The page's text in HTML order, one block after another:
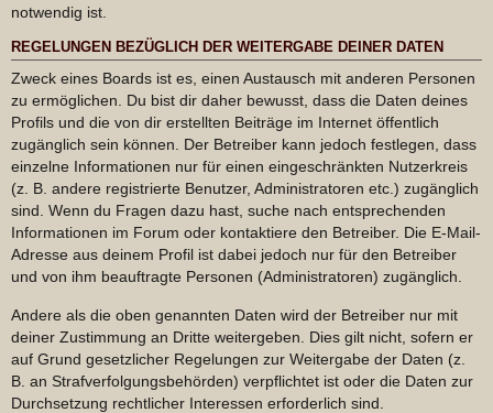
notwendig ist.
REGELUNGEN BEZÜGLICH DER WEITERGABE DEINER DATEN
Zweck eines Boards ist es, einen Austausch mit anderen Personen
zu ermöglichen. Du bist dir daher bewusst, dass die Daten deines
Profils und die von dir erstellten Beiträge im Internet öffentlich
zugänglich sein können. Der Betreiber kann jedoch festlegen, dass
einzelne Informationen nur für einen eingeschränkten Nutzerkreis
(z. B. andere registrierte Benutzer, Administratoren etc.) zugänglich
sind. Wenn du Fragen dazu hast, suche nach entsprechenden
Informationen im Forum oder kontaktiere den Betreiber. Die E-Mail-
Adresse aus deinem Profil ist dabei jedoch nur für den Betreiber
und von ihm beauftragte Personen (Administratoren) zugänglich.
Andere als die oben genannten Daten wird der Betreiber nur mit
deiner Zustimmung an Dritte weitergeben. Dies gilt nicht, sofern er
auf Grund gesetzlicher Regelungen zur Weitergabe der Daten (z.
B. an Strafverfolgungsbehörden) verpflichtet ist oder die Daten zur
Durchsetzung rechtlicher Interessen erforderlich sind.